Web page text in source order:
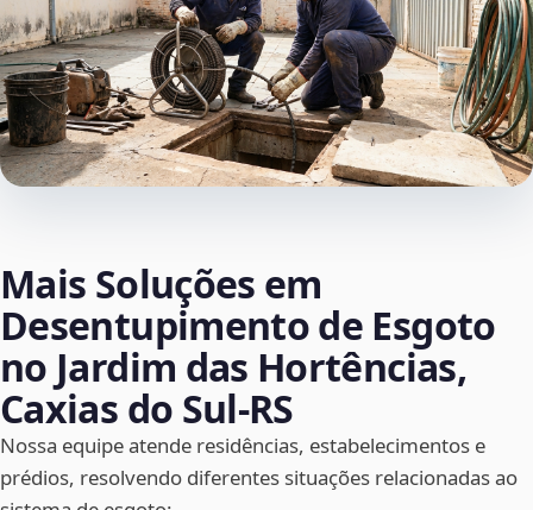
Mais Soluções em
Desentupimento de Esgoto
no Jardim das Hortências,
Caxias do Sul‑RS
Nossa equipe atende residências, estabelecimentos e
prédios, resolvendo diferentes situações relacionadas ao